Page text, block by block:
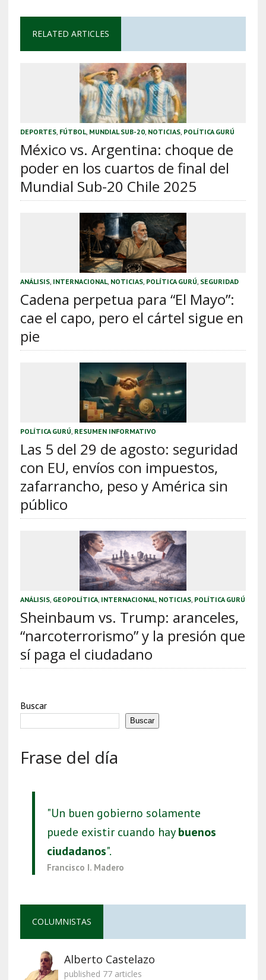
RELATED ARTICLES
DEPORTES, FÚTBOL, MUNDIAL SUB-20, NOTICIAS, POLÍTICA GURÚ
México vs. Argentina: choque de
poder en los cuartos de final del
Mundial Sub-20 Chile 2025
ANÁLISIS, INTERNACIONAL, NOTICIAS, POLÍTICA GURÚ SEGURIDAD
Cadena perpetua para “El Mayo”:
cae el capo, pero el cártel sigue en
pie
POLÍTICA GURÚ RESUMEN INFORMATIVO
Las 5 del 29 de agosto: seguridad
con EU, envíos con impuestos,
zafarrancho, peso y América sin
público
ANÁLISIS, GEOPOLÍTICA, INTERNACIONAL, NOTICIAS, POLÍTICA GURÚ
Sheinbaum vs. Trump: aranceles,
“narcoterrorismo” y la presión que
sí paga el ciudadano
Buscar
Buscar
Frase del día
"Un buen gobierno solamente
puede existir cuando haybuenos
ciudadanos".
Francisco I. Madero
COLUMNISTAS
Alberto Castelazo
published 77 articles